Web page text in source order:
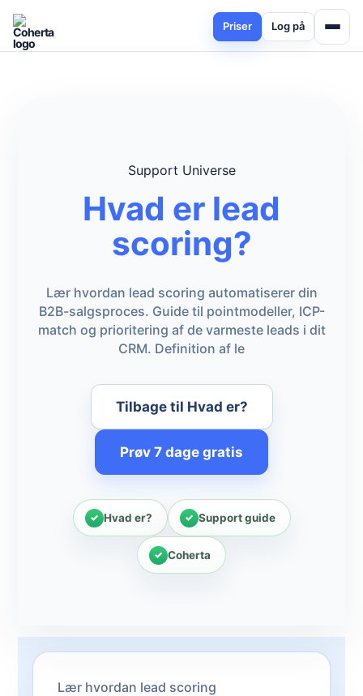
Priser Log på
Support Universe
Hvad er lead
scoring?
Lær hvordan lead scoring automatiserer din
B2B-salgsproces. Guide til pointmodeller, ICP-
match og prioritering af de varmeste leads i dit
CRM. Definition af le
Tilbage til Hvad er?
Prøv 7 dage gratis
Hvad er? Support guide
Coherta
Lær hvordan lead scoring